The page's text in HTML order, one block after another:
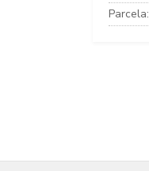
Parcela: